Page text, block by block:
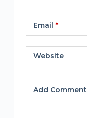
Email *
Website
Add Comment